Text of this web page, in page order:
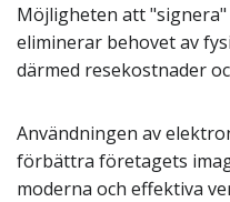
Möjligheten att
eliminerar behovet av
därmed resekostnader
Användningen av
förbättra företagets
moderna och effektiva